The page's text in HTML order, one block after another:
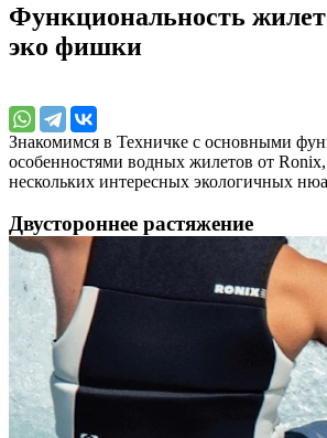
Функциональность
эко фишки
Знакомимся в Техничке с основными
особенностями водных жилетов от
нескольких интересных экологичных
Двустороннее растяжение